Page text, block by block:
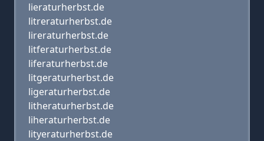
lieraturherbst.de
litreraturherbst.de
lireraturherbst.de
litferaturherbst.de
liferaturherbst.de
litgeraturherbst.de
ligeraturherbst.de
litheraturherbst.de
liheraturherbst.de
lityeraturherbst.de